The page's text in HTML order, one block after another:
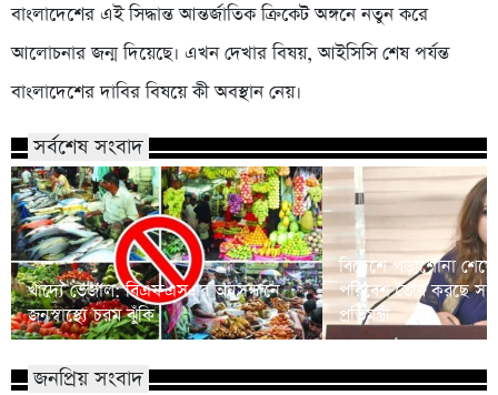
বাংলাদেশের এই সিদ্ধান্ত আন্তর্জাতিক ক্রিকেট অঙ্গনে নতুন করে
আলোচনার জন্ম দিয়েছে। এখন দেখার বিষয়, আইসিসি শেষ পর্যন্ত
বাংলাদেশের দাবির বিষয়ে কী অবস্থান নেয়।
সর্বশেষ সংবাদ
খাদ্যে ভেজাল: বিএফএসএর অনুসন্ধানে
জনস্বাস্থ্যে চরম ঝুঁকি
বিদেশে পড়াশোনা
পরিবেশ তৈরি করছে
প্রতিমন্ত্রী
জনপ্রিয় সংবাদ